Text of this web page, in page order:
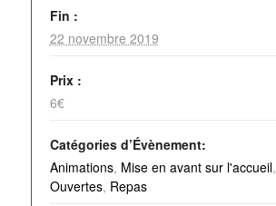
Fin :
22 novembre 2019
Prix :
6€
Catégories d’Évènement:
Animations, Mise en avant sur l'accueil,
Ouvertes, Repas